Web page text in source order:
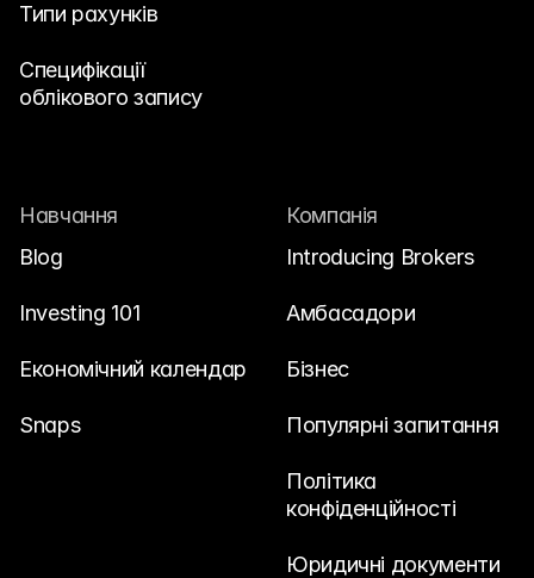
Snaps
Увійти
Типи рахунків
Специфікації
облікового запису
Навчання
Blog
Investing 101
Економічний календар
Snaps
Компанія
Introducing Brokers
Амбасадори
Бізнес
Популярні запитання
Політика
конфіденційності
Юридичні документи